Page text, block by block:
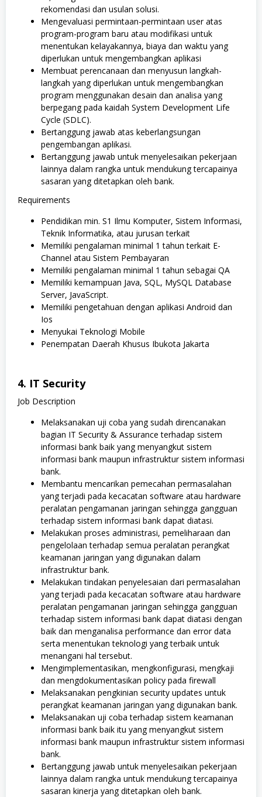
rekomendasi dan usulan solusi.
Mengevaluasi permintaan-permintaan user atas
program-program baru atau modifikasi untuk
menentukan kelayakannya, biaya dan waktu yang
diperlukan untuk mengembangkan aplikasi
Membuat perencanaan dan menyusun langkah-
langkah yang diperlukan untuk mengembangkan
program menggunakan desain dan analisa yang
berpegang pada kaidah System Development Life
Cycle (SDLC).
Bertanggung jawab atas keberlangsungan
pengembangan aplikasi.
Bertanggung jawab untuk menyelesaikan pekerjaan
lainnya dalam rangka untuk mendukung tercapainya
sasaran yang ditetapkan oleh bank.
Requirements
Pendidikan min. S1 Ilmu Komputer, Sistem Informasi,
Teknik Informatika, atau jurusan terkait
Memiliki pengalaman minimal 1 tahun terkait E-
Channel atau Sistem Pembayaran
Memiliki pengalaman minimal 1 tahun sebagai QA
Memiliki kemampuan Java, SQL, MySQL Database
Server, JavaScript.
Memiliki pengetahuan dengan aplikasi Android dan
Ios
Menyukai Teknologi Mobile
Penempatan Daerah Khusus Ibukota Jakarta
4. IT Security
Job Description
Melaksanakan uji coba yang sudah direncanakan
bagian IT Security & Assurance terhadap sistem
informasi bank baik yang menyangkut sistem
informasi bank maupun infrastruktur sistem informasi
bank.
Membantu mencarikan pemecahan permasalahan
yang terjadi pada kecacatan software atau hardware
peralatan pengamanan jaringan sehingga gangguan
terhadap sistem informasi bank dapat diatasi.
Melakukan proses administrasi, pemeliharaan dan
pengelolaan terhadap semua peralatan perangkat
keamanan jaringan yang digunakan dalam
infrastruktur bank.
Melakukan tindakan penyelesaian dari permasalahan
yang terjadi pada kecacatan software atau hardware
peralatan pengamanan jaringan sehingga gangguan
terhadap sistem informasi bank dapat diatasi dengan
baik dan menganalisa performance dan error data
serta menentukan teknologi yang terbaik untuk
menangani hal tersebut.
Mengimplementasikan, mengkonfigurasi, mengkaji
dan mengdokumentasikan policy pada firewall
Melaksanakan pengkinian security updates untuk
perangkat keamanan jaringan yang digunakan bank.
Melaksanakan uji coba terhadap sistem keamanan
informasi bank baik itu yang menyangkut sistem
informasi bank maupun infrastruktur sistem informasi
bank.
Bertanggung jawab untuk menyelesaikan pekerjaan
lainnya dalam rangka untuk mendukung tercapainya
sasaran kinerja yang ditetapkan oleh bank.